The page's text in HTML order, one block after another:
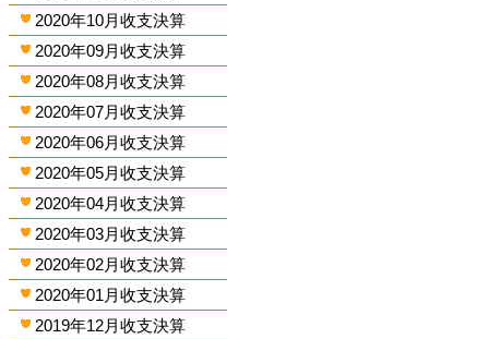
2020年10月收支決算
2020年09月收支決算
2020年08月收支決算
2020年07月收支決算
2020年06月收支決算
2020年05月收支決算
2020年04月收支決算
2020年03月收支決算
2020年02月收支決算
2020年01月收支決算
2019年12月收支決算